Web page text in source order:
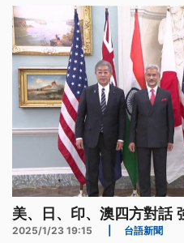
美、日、印、澳四方對話
2025/1/23 19:15 台語新聞